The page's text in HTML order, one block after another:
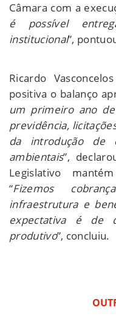
Câmara com a
é possível
institucional”,
Ricardo
positiva o balanço
um primeiro ano
previdência,
da introdução de
ambientais”,
Legislativo
“Fizemos
infraestrutura e
expectativa é de
produtivo”, concluiu.